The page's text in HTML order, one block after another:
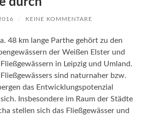
/ KEINE KOMMENTARE
48 km lange Parthe gehört zu den
der Weißen Elster und
in Leipzig und Umland.
sind naturnaher bzw.
das Entwicklungspotenzial
Insbesondere im Raum der Städte
stellen sich das Fließgewässer und